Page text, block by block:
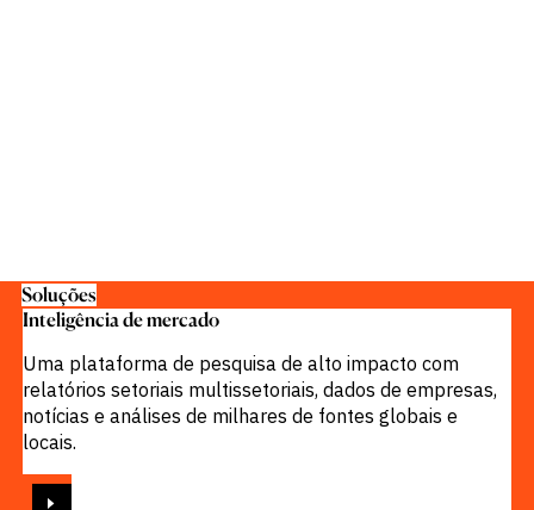
Soluções
Inteligência de mercado
Uma plataforma de pesquisa de alto impacto com
relatórios setoriais multissetoriais, dados de empresas,
notícias e análises de milhares de fontes globais e
locais.